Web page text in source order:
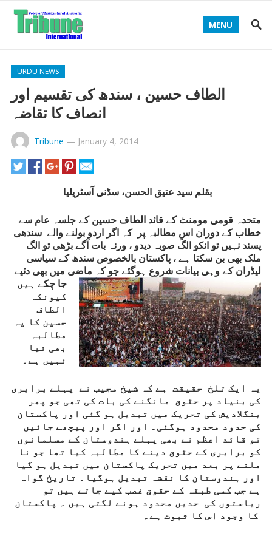
MENU
URDU NEWS
الطاف حسین ، سندھ کی تقسیم اور
انصاف کا تقاضہ
Tribune — January 4, 2014
بقلم سید عتیق الحسن، سڈنی آسٹریلیا
متحدہ قومی مومنٹ کے قائد الطاف حسین کے جلسہ عام سے
خطاب کے دوران اسِ مطالبہ پر کہ اگر اردو بولنے والے سندھی
پسند نہیں تو انکو الگ صوبہ دیدو ، ورنہ بات آگے بڑھی تو الگ
ملک بھی بن سکتا ہے ، پاکستان بالخصوص سندھ کے سیاسی
لیڈران کے وہی بیانات شروع ہوگئے جو کہ ماضی میں بھی دئیے
جا چکےہیں
کیونکہ
الطاف
حسین کا یہ
مطالبہ
بھی نیا
نہیں ہے۔
یہ ایک تلخ حقیقت ہے کہ شیخ مجیب نے پہلے برابری
کی بنیاد پر حقوق مانگنے کی بات کی تھی جو پھر
بنگلادیش کی تحریک میں تبدیل ہو گئی اور پاکستان
کی حدود محدود ہوگئی۔ اور اگر اور پیچھے جائیں
تو قائد اعظم نے بھی پہلے ہندوستان کے مسلمانوں
کو برابری کے حقوق دینے کا مطالبہ کیا تھا جو نا
ملنے پر بعد میں تحریک پاکستان میں تبدیل ہو گیا
اور ہندوستان کا نقشہ تبدیل ہوگیا۔ تاریخ گواہ
ہے جب کسی طبقہ کے حقوق غصب کیے جاتے ہیں تو
ریاستوں کی حدیں محدود ہونے لگتی ہیں ۔ پاکستان
کا وجود اس کا ثبوت ہے۔